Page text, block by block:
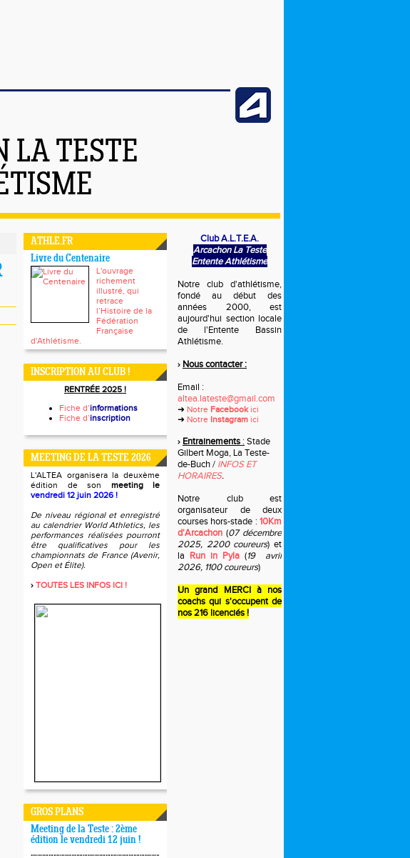
LA TESTE
ATHLE.FR
Livre du Centenaire
L'ouvrage
richement
illustré, qui
retrace
l’Histoire de la
Fédération
Française
d'Athlétisme.
INSCRIPTION AU CLUB !
RENTRÉE 2025 !
Fiche d’informations
Fiche d’inscription
MEETING DE LA TESTE 2026
L'ALTEA organisera la deuxème
édition de son meeting le
vendredi 12 juin 2026 !
De niveau régional et enregistré
au calendrier World Athletics, les
performances réalisées pourront
être qualificatives pour les
championnats de France (Avenir,
Open et Élite).
› TOUTES LES INFOS ICI !
GROS PLANS
Meeting de la Teste : 2ème
édition le vendredi 12 juin !
Club A.L.T.E.A.
Arcachon La Teste
Entente Athlétisme
Notre club d'athlétisme,
fondé au début des
années 2000, est
aujourd'hui section locale
de l'Entente Bassin
Athlétisme.
› Nous contacter :
Email :
altea.lateste@gmail.com
➜ Notre Facebook ici
➜ Notre Instagram ici
› Entrainements : Stade
Gilbert Moga, La Teste-
de-Buch / INFOS ET
HORAIRES.
Notre club est
organisateur de deux
courses hors-stade : 10Km
d'Arcachon (07 décembre
2025, 2200 coureurs) et
la Run in Pyla (19 avril
2026, 1100 coureurs)
Un grand MERCI à nos
coachs qui s'occupent de
nos 216 licenciés !